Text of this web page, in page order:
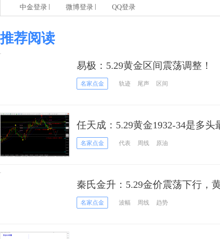
中金登录 微博登录 QQ登录
推荐阅读
易极：5.29黄金区间震荡调整！
名家点金 轨迹 尾声 区间
任天成：5.29黄金1932-34是多
前期缺口
名家点金 代表 周线 原油
秦氏金升：5.29金价震荡下行，
名家点金 波幅 周线 趋势